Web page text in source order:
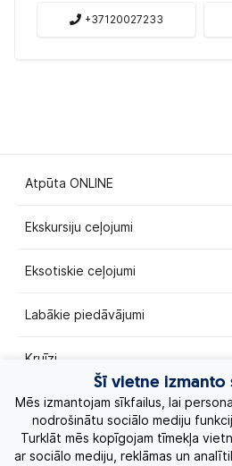
+37120027233
Atpūta ONLINE
Ekskursiju ceļojumi
Eksotiskie ceļojumi
Labākie piedāvājumi
Kruīzi
Par Mums
Kontakti
Šī vietne izmanto
Mēs izmantojam sīkfailus, lai
nodrošinātu sociālo mediju
Turklāt mēs kopīgojam tīmekļa
ar sociālo mediju, reklāmas un